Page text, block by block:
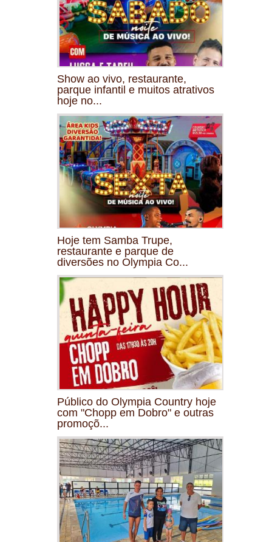
Show ao vivo, restaurante,
parque infantil e muitos atrativos
hoje no...
Hoje tem Samba Trupe,
restaurante e parque de
diversões no Olympia Co...
Público do Olympia Country hoje
com "Chopp em Dobro" e outras
promoçõ...